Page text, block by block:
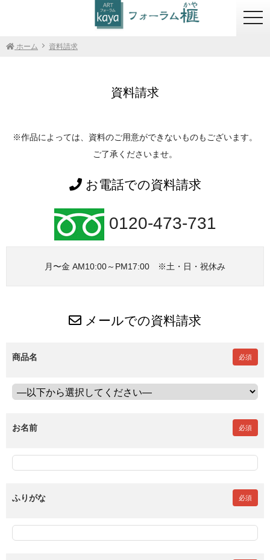
ホーム 資料請求
資料請求
※作品によっては、資料のご用意ができないものもございます。
ご了承くださいませ。
お電話での資料請求
0120-473-731
月〜金 AM10:00～PM17:00 ※土・日・祝休み
メールでの資料請求
商品名 必須
お名前 必須
ふりがな 必須